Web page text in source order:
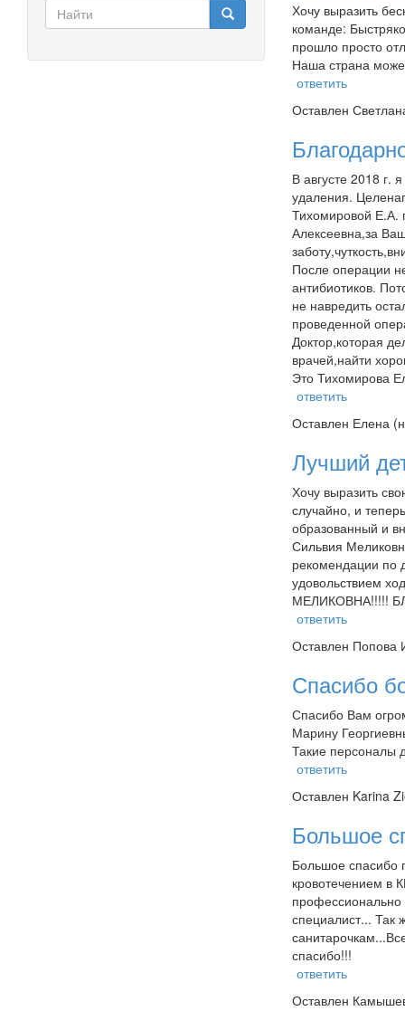
Форма поиска
Хочу выразить
команде:
прошло просто
Наша страна
ответить
Оставлен
В августе 2018 г.
удаления.
Тихомировой Е.А.
Алексеевна,за
После операции
антибиотиков.
не навредить
проведенной
Доктор,которая
врачей,найти
Это Тихомирова
ответить
Оставлен Елена
Лучший
Хочу выразить
случайно, и
образованный и
Сильвия
рекомендации по
удовольствием
МЕЛИКОВНА!!!!!
ответить
Оставлен Попова
Спасибо
Спасибо Вам
Марину
Такие персоналы
ответить
Оставлен Karina
Большое
Большое спасибо
кровотечением в
специалист... Так
спасибо!!!
ответить
Оставлен